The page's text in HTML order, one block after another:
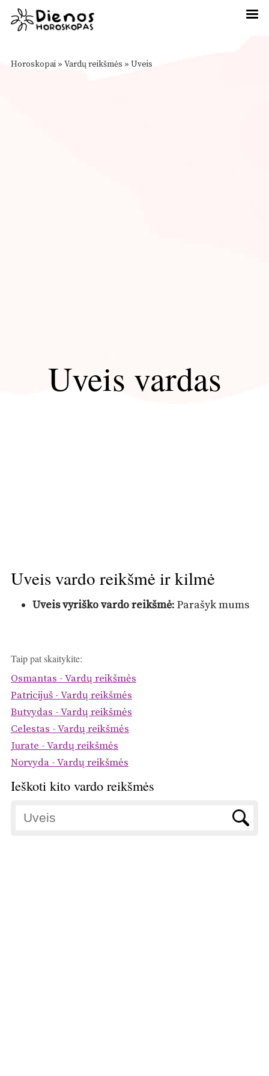
Horoskopai » Vardų reikšmės » Uveis
Uveis vardas
Uveis vardo reikšmė ir kilmė
Uveis vyriško vardo reikšmė: Parašyk mums
Taip pat skaitykite:
Osmantas - Vardų reikšmės
Patricijuš - Vardų reikšmės
Butvydas - Vardų reikšmės
Celestas - Vardų reikšmės
Jurate - Vardų reikšmės
Norvyda - Vardų reikšmės
Ieškoti kito vardo reikšmės